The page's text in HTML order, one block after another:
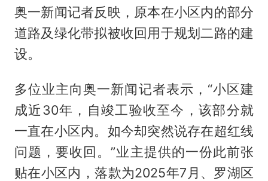
奥一新闻记者反映，原本在小区内的部分
道路及绿化带拟被收回用于规划二路的建
设。
多位业主向奥一新闻记者表示，“小区建
成近30年，自竣工验收至今，该部分就
一直在小区内。如今却突然说存在超红线
问题，要收回。”业主提供的一份此前张
贴在小区内，落款为2025年7月、罗湖区